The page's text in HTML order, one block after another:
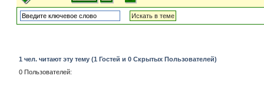
1 чел. читают эту тему (1 Гостей и 0 Скрытых Пользователей)
0 Пользователей: